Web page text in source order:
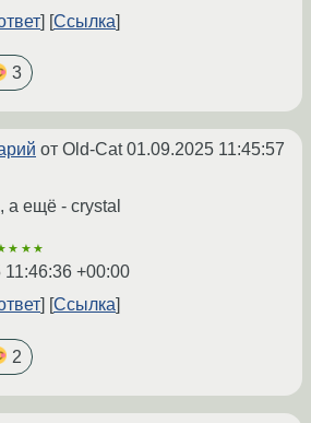
Ссылка
3
от Old-Cat01.09.2025 11:45:57
а ещё - crystal
+00:00
Ссылка
2